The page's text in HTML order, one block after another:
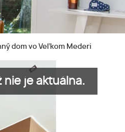
dom vo Veľkom Mederi
je aktuálna.